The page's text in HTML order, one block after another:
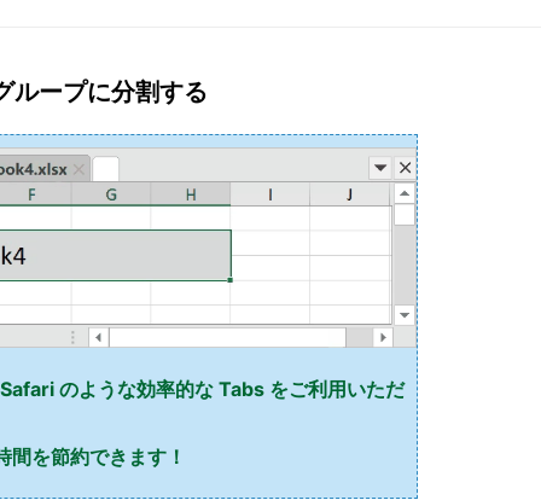
ループに分割する
のような効率的な Tabs をご利用いただ
を節約できます！